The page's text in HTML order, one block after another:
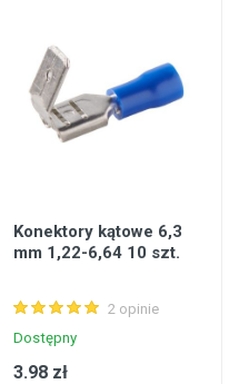
Konektory kątowe 6,3
mm 1,22-6,64 10 szt.
2 opinie
Dostępny
3.98 zł